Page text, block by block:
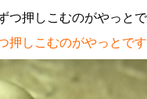
押しこむのがやっとです